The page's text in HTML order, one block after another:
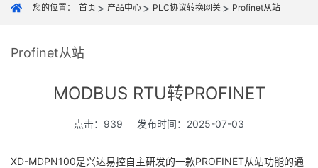
您的位置： 首页 产品中心 PLC协议转换网关 Profinet从站
Profinet从站
MODBUS RTU转PROFINET
点击：939 发布时间：2025-07-03
XD-MDPN100是兴达易控自主研发的一款PROFINET从站功能的通